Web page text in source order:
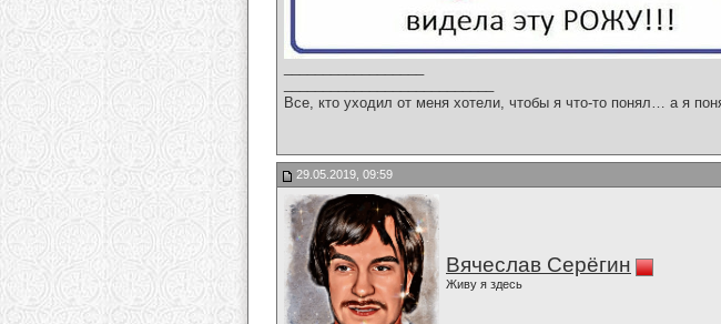
Все, кто уходил от меня хотели, чтобы я что-то понял… а я
29.05.2019, 09:59
Вячеслав Серёгин
Живу я здесь